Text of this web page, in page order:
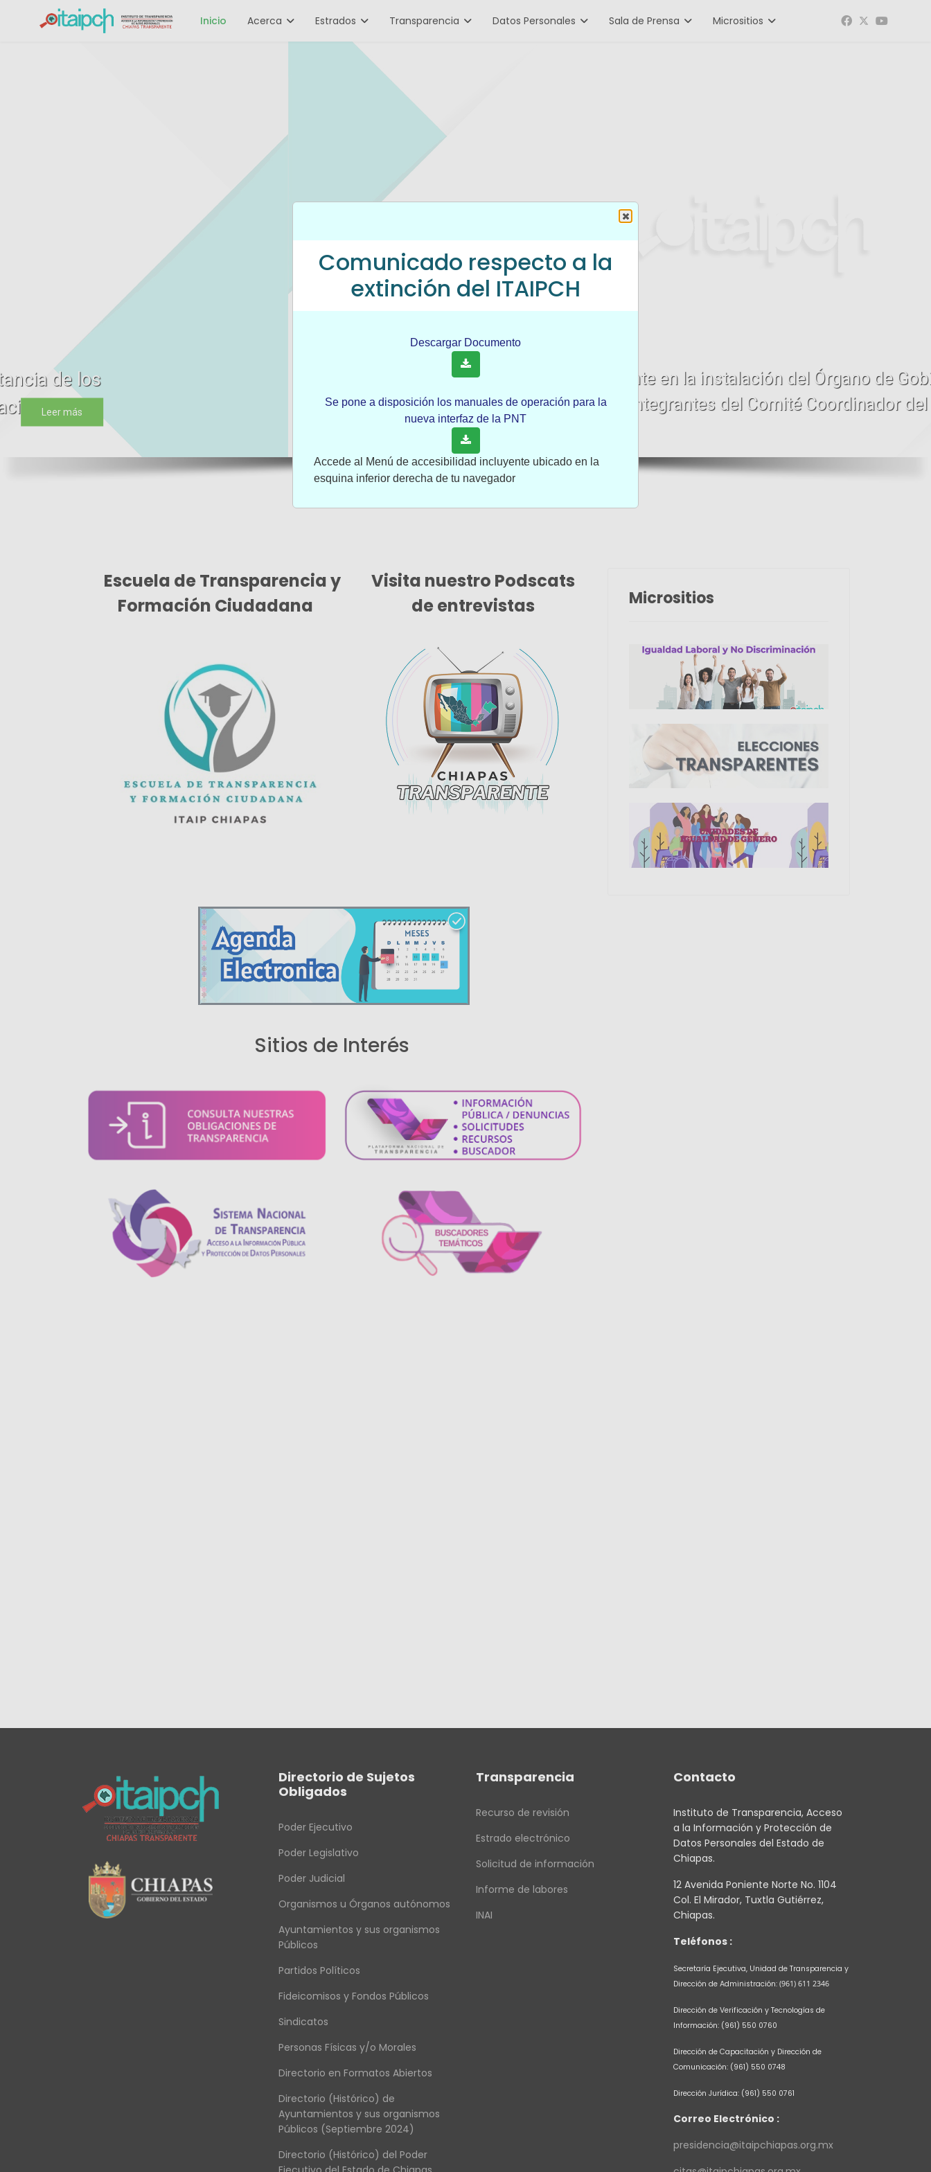
Inicio Acerca Estrados Transparencia Datos Personales Sala de Prensa Micrositios
ITAIP Chiapas presente en la instalación del Órgano de Gobierno y toma de
protesta de integrantes del Comité Coordinador del SAECHLeer más
Escuela de Transparencia y
Formación Ciudadana
Visita nuestro Podscats
de entrevistas
Sitios de Interés
Micrositios
Directorio de Sujetos
Obligados
Poder Ejecutivo
Poder Legislativo
Poder Judicial
Organismos u Órganos autónomos
Ayuntamientos y sus organismos
Públicos
Partidos Políticos
Fideicomisos y Fondos Públicos
Sindicatos
Personas Físicas y/o Morales
Directorio en Formatos Abiertos
Directorio (Histórico) de
Ayuntamientos y sus organismos
Públicos (Septiembre 2024)
Directorio (Histórico) del Poder
Transparencia
Recurso de revisión
Estrado electrónico
Solicitud de información
Informe de labores
INAI
Contacto
Instituto de Transparencia, Acceso
a la Información y Protección de
Datos Personales del Estado de
Chiapas.
12 Avenida Poniente Norte No. 1104
Col. El Mirador, Tuxtla Gutiérrez,
Chiapas.
Teléfonos :
Secretaría Ejecutiva, Unidad de Transparencia y
Dirección de Administración: (961) 611 2346
Dirección de Verificación y Tecnologías de
Información: (961) 550 0760
Dirección de Capacitación y Dirección de
Comunicación: (961) 550 0748
Dirección Jurídica: (961) 550 0761
Correo Electrónico :
presidencia@itaipchiapas.org.mx
Comunicado respecto a la
extinción del ITAIPCH
Descargar Documento
Se pone a disposición los manuales de operación para la
nueva interfaz de la PNT
Accede al Menú de accesibilidad incluyente ubicado en la
esquina inferior derecha de tu navegador